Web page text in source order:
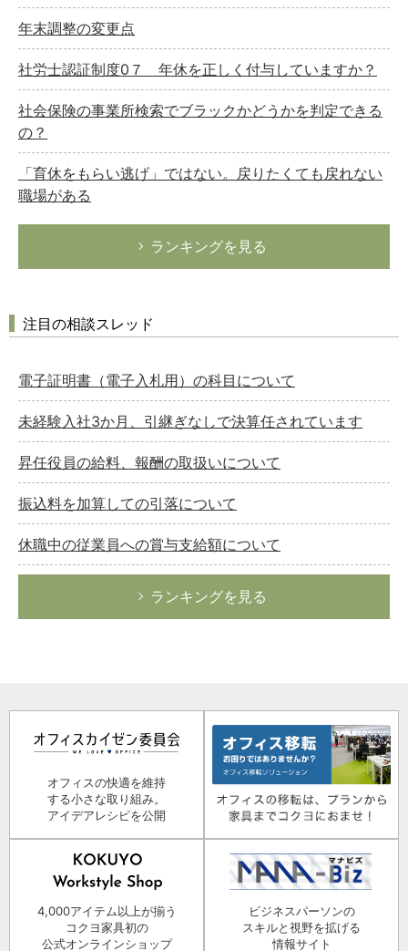
年末調整の変更点
社労士認証制度0７ 年休を正しく付与していますか？
社会保険の事業所検索でブラックかどうかを判定できる
の？
「育休をもらい逃げ」ではない。戻りたくても戻れない
職場がある
ランキングを見る
注目の相談スレッド
電子証明書（電子入札用）の科目について
未経験入社3か月、引継ぎなしで決算任されています
昇任役員の給料、報酬の取扱いについて
振込料を加算しての引落について
休職中の従業員への賞与支給額について
ランキングを見る
オフィスの快適を維持
する小さな取り組み。
アイデアレシピを公開
4,000アイテム以上が揃う
コクヨ家具初の
公式オンラインショップ
ビジネスパーソンの
スキルと視野を拡げる
情報サイト